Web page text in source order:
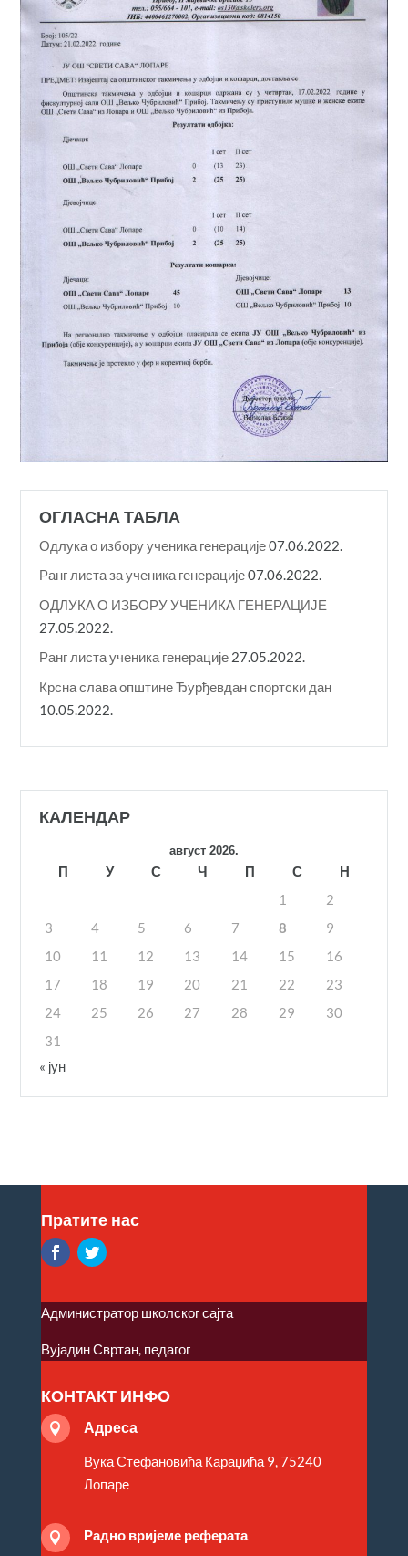
ОГЛАСНА ТАБЛА
Одлука о избору ученика генерације07.06.2022.
Ранг листа за ученика генерације07.06.2022.
ОДЛУКА О ИЗБОРУ УЧЕНИКА ГЕНЕРАЦИЈЕ
27.05.2022.
Ранг листа ученика генерације 27.05.2022.
Крсна слава општине Ђурђевдан спортски дан
10.05.2022.
КАЛЕНДАР
август 2026.
П У С Ч П С
Н
1
2
3
4 5 6 7 8
9
10
11 12 13 14 15
16
17
18 19 20 21 22
23
24
25 26 27 28 29
30
31
« јун
Пратите нас
Администратор школског сајта
Вујадин Свртан, педагог
КОНТАКТ ИНФО
 Адреса
Вука Стефановића Караџића 9, 75240
Лопаре
 Радно вријеме реферата